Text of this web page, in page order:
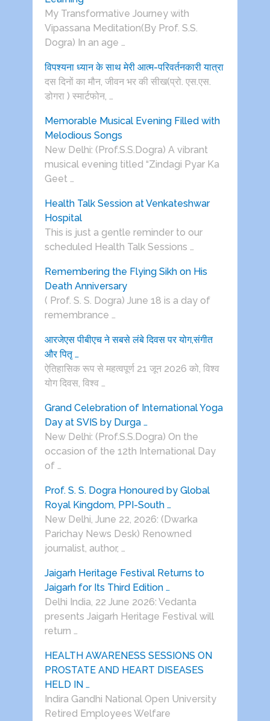
My Transformative Journey with
Vipassana Meditation(By Prof. S.S.
Dogra) In an age …
विपश्यना ध्यान के साथ मेरी आत्म-परिवर्तनकारी यात्रा
दस दिनों का मौन, जीवन भर की सीख(प्रो. एस.एस.
डोगरा ) स्मार्टफोन, …
Memorable Musical Evening Filled with
Melodious Songs
New Delhi: (Prof.S.S.Dogra) A vibrant
musical evening titled “Zindagi Pyar Ka
Geet …
Health Talk Session at Venkateshwar
Hospital
This is just a gentle reminder to our
scheduled Health Talk Sessions …
Remembering the Flying Sikh on His
Death Anniversary
( Prof. S. S. Dogra) June 18 is a day of
remembrance …
आरजेएस पीबीएच ने सबसे लंबे दिवस पर योग,संगीत
और पितृ …
ऐतिहासिक रूप से महत्वपूर्ण 21 जून 2026 को, विश्व
योग दिवस, विश्व …
Grand Celebration of International Yoga
Day at SVIS by Durga …
New Delhi: (Prof.S.S.Dogra) On the
occasion of the 12th International Day
of …
Prof. S. S. Dogra Honoured by Global
Royal Kingdom, PPI-South …
New Delhi, June 22, 2026: (Dwarka
Parichay News Desk) Renowned
journalist, author, …
Jaigarh Heritage Festival Returns to
Jaigarh for Its Third Edition …
Delhi India, 22 June 2026: Vedanta
presents Jaigarh Heritage Festival will
return …
HEALTH AWARENESS SESSIONS ON
PROSTATE AND HEART DISEASES
HELD IN …
Indira Gandhi National Open University
Retired Employees Welfare